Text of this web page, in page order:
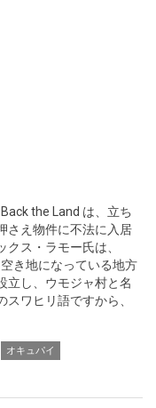
the Land は、立ち
さえ物件に不法に入居
ス・ラモー氏は、
き地になっている地方
立し、ウモジャ村と名
ワヒリ語ですから、
オキュパイ